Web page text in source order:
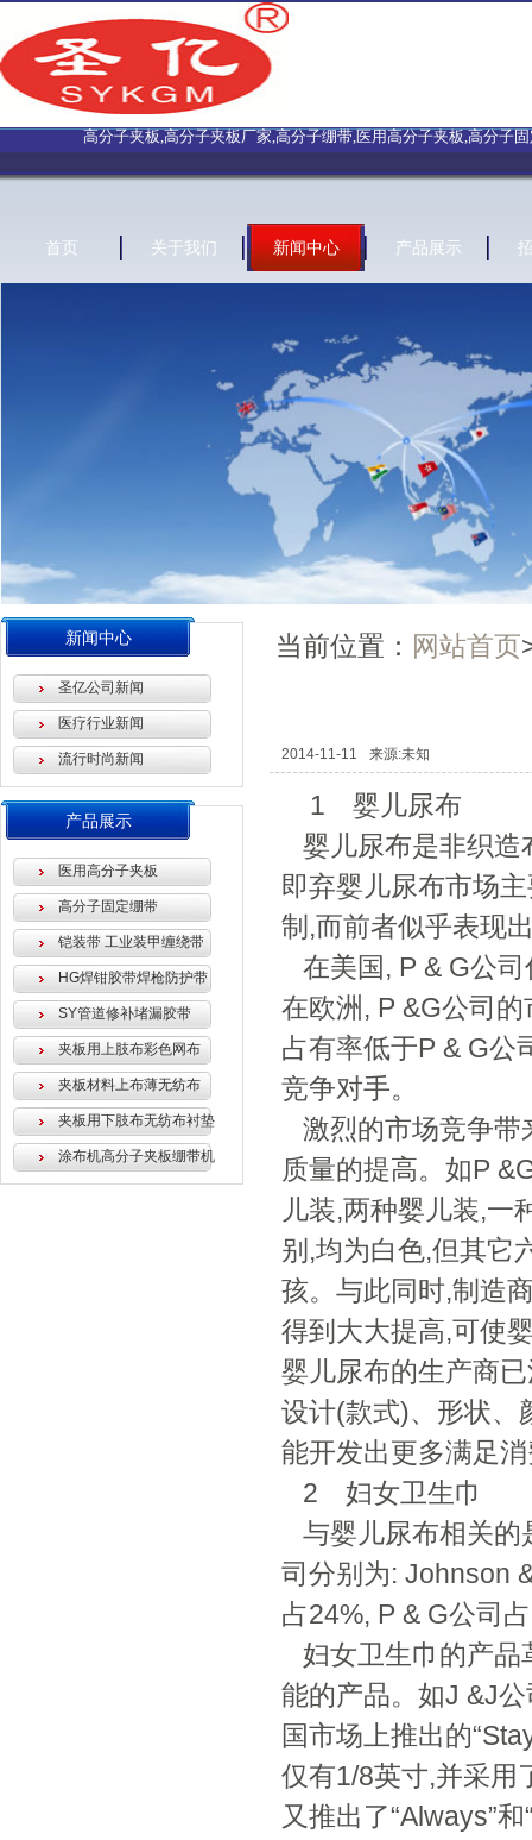
高分子夹板,高分子夹板厂家,高分子绷带,医用高分子夹板,高分子
首页 关于我们 新闻中心 产品展示
新闻中心
圣亿公司新闻
医疗行业新闻
流行时尚新闻
产品展示
医用高分子夹板
高分子固定绷带
铠装带 工业装甲缠绕带
HG焊钳胶带焊枪防护带
SY管道修补堵漏胶带
夹板用上肢布彩色网布
夹板材料上布薄无纺布
夹板用下肢布无纺布衬垫
涂布机高分子夹板绷带机
当前位置： 网站首页
2014-11-11 来源:未知
1 婴儿尿布
婴儿尿布是非织造
即弃婴儿尿布市场
制,而前者似乎表现
在美国, P & G公
在欧洲, P &G公司
占有率低于P & G公
竞争对手。
激烈的市场竞争带
质量的提高。如P
儿装,两种婴儿装,一
别,均为白色,但其它
孩。与此同时,制造
得到大大提高,可使
婴儿尿布的生产商
设计(款式)、形状、
能开发出更多满足
2 妇女卫生巾
与婴儿尿布相关的
司分别为: Johnson
占24%, P & G公司
妇女卫生巾的产品
能的产品。如J &J
国市场上推出的
仅有1/8英寸,并采用
又推出了“Always”